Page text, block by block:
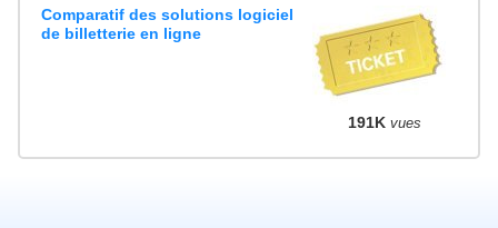
Comparatif des solutions logiciel
de billetterie en ligne
191K vues